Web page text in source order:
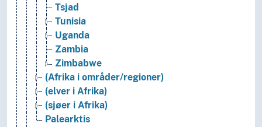
Tsjad
Tunisia
Uganda
Zambia
Zimbabwe
(Afrika i områder/regioner)
(elver i Afrika)
(sjøer i Afrika)
Palearktis